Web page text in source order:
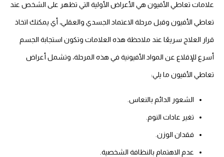
علامات تعاطي الأفيون هي الأعراض الأولية التي تظهر على الشخص عند
تعاطي الأفيون وقبل مرحلة الاعتماد الجسدي والعقلي، أي يمكنك اتخاذ
قرار العلاج سريعًا عند ملاحظة هذه العلامات وتكون استجابة الجسم
أسرع للإقلاع عن المواد الأفيونية في هذه المرحلة، وتشمل أعراض
تعاطي الأفيون ما يلي:
الشعور الدائم بالنعاس.
تغير عادات النوم.
فقدان الوزن.
عدم الاهتمام بالنظافة الشخصية.